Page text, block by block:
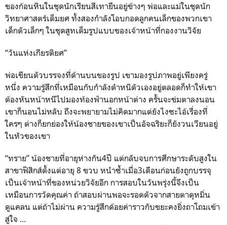
ของก้อนหินในชุดนักเรียนสีเทายืนอยู่ข้างๆ พ่อและแม่ในชุดนัก
วิทยาศาสตร์เต็มยศ ทั้งสองกำลังโอบกอดลูกคนเล็กของพวกเขา
เด็กตัวเล็กๆ ในชุดสูทเต็มรูปแบบของเจ้าหน้าที่กองงานวิจัย
“วันแห่งเกียรติยศ”
พ่อเขียนตัวบรรจงที่ด้านบนของรูป เขามองรูปภาพอยู่เพียงครู่
หนึ่ง ความรู้สึกที่เหมือนกับกำลังตำหนิตัวเองอยู่ตลอดก็ทำให้เขา
ต้องหันหน้าหนีไปมองท้องฟ้านอกหน้าต่าง ครั้นจะข่มตาลงนอน
เขาก็นอนไม่หลับ ถึงจะพยายามไม่คิดมากแต่ยังไงซะไอ้เรื่องที่
ใครๆ ต่างก็ยกย่องให้น้องชายของเขาเป็นอัจฉริยะก็ยังวนเวียนอยู่
ในหัวของเขา
“ทราย” น้องชายที่อายุห่างกัน4ปี แต่กลับจบการศึกษาระดับสูงใน
สาขาฟิสิกส์ตั้งแต่อายุ 8 ขวบ หนำซ้ำเมื่อ3เดือนก่อนยังถูกบรรจุ
เป็นเจ้าหน้าที่ของหน่วยวิจัยอีก การสอบในวันพรุ่งนี้จึงเป็น
เหมือนการวัดคุณค่า ถ้าสอบผ่านพอจะรอดตัวจากสายตาดุหมิ่น
ดูแคลน แต่ถ้าไม่ผ่าน ความรู้สึกด้อยค่าราวกับขยะคงยิ่งถาโถมเข้า
สู่ใจ ...